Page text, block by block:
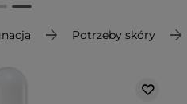
Potrzeby skóry